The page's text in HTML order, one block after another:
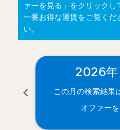
ァーを見る」をクリックし
一番お得な運賃をご覧くだ
い。
chevron_left
2026年
この月の検索結果
オファー